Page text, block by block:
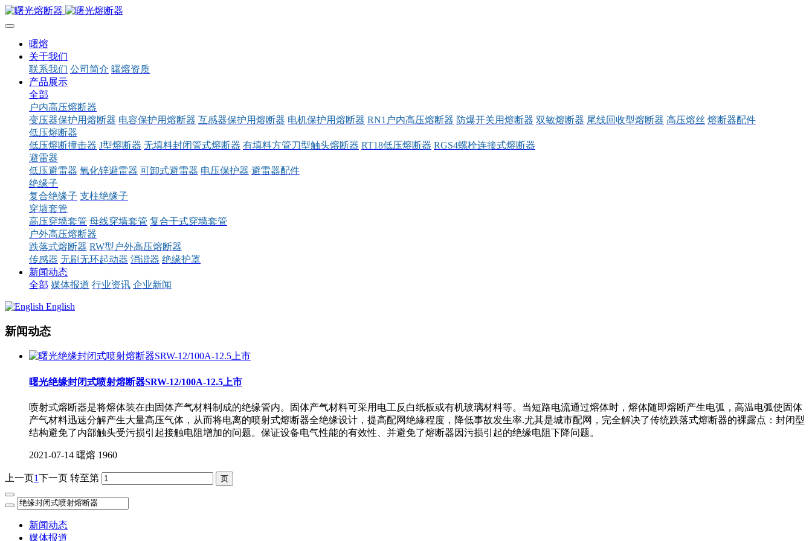
曙熔
关于我们
联系我们 公司简介 曙熔资质
产品展示
全部
户内高压熔断器
变压器保护用熔断器 电容保护用熔断器 互感器保护用熔断器 电机保护用熔断器 RN1户内高压熔断器 防爆开关用熔断器 双敏熔断器 尾线回收型熔断器 高压熔丝 熔断器配件
低压熔断器
低压熔断撞击器 J型熔断器 无填料封闭管式熔断器 有填料方管刀型触头熔断器 RT18低压熔断器 RGS4螺栓连接式熔断器
避雷器
低压避雷器 氧化锌避雷器 可卸式避雷器 电压保护器 避雷器配件
绝缘子
复合绝缘子 支柱绝缘子
穿墙套管
高压穿墙套管 母线穿墙套管 复合干式穿墙套管
户外高压熔断器
跌落式熔断器 RW型户外高压熔断器
传感器 无刷无环起动器 消谐器 绝缘护罩
新闻动态
全部 媒体报道 行业资讯 企业新闻
English
新闻动态
曙光绝缘封闭式喷射熔断器SRW-12/100A-12.5上市
喷射式熔断器是将熔体装在由固体产气材料制成的绝缘管内。固体产气材料可采用电工反白纸板或有机玻璃材料等。当短路电流通过熔体时，熔体随即熔断产生电弧，高温电弧使固体
产气材料迅速分解产生大量高压气体，从而将电离的喷射式熔断器全绝缘设计，提高配网绝緣程度，降低事故发生率.尤其是城市配网，完全解决了传统跌落式熔断器的裸露点：封闭型
结构避免了内部触头受污损引起接触电阻增加的问题。保证设备电气性能的有效性、并避免了熔断器因污损引起的绝缘电阻下降问题。
2021-07-14 曙熔 1960
上一页1下一页 转至第
新闻动态
媒体报道